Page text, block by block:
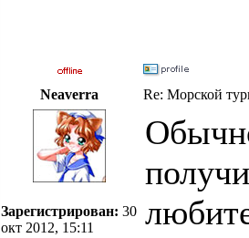
Neaverra Re: Морской
Зарегистрирован: 30
окт 2012, 15:11